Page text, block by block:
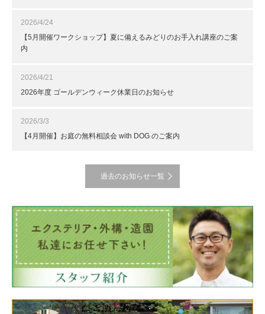
2026/4/24
【5月開催ワークショップ】夏に備えるみどりのお手入れ講座のご案
内
2026/4/21
2026年度 ゴールデンウィーク休業日のお知らせ
2026/3/3
【4月開催】お庭の無料相談会 with DOG のご案内
過去のお知らせ一覧